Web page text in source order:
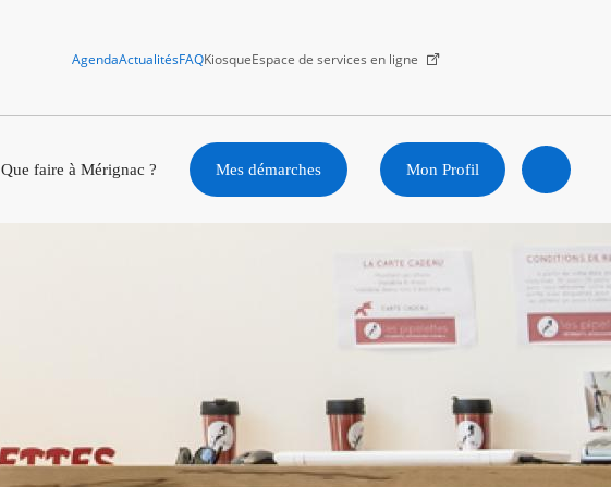
AgendaActualitésFAQKiosqueEspace de services en ligne
Que faire à Mérignac ? Mes démarches Mon Profil
la